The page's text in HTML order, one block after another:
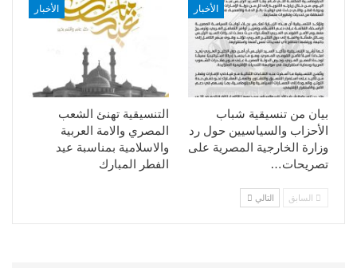
الأخبار
التنسيقية تهنئ الشعب
المصري والامة العربية
والاسلامية بمناسبة عيد
الفطر المبارك
الأخبار
بيان من تنسيقية شباب
الأحزاب والسياسيين حول رد
وزارة الخارجية المصرية على
تصريحات…
السابق التالي